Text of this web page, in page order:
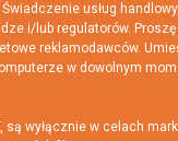
usług
i/lub regulatorów.
reklamodawców.
w dowolnym
wyłącznie w celach